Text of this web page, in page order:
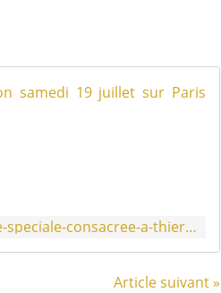
u
https://www.leblogtvnews.com/2025/07/soiree-speciale-consacree-a-thierry-ardisson-samedi-19-juillet-sur-paris-premiere.html
Article suivant »